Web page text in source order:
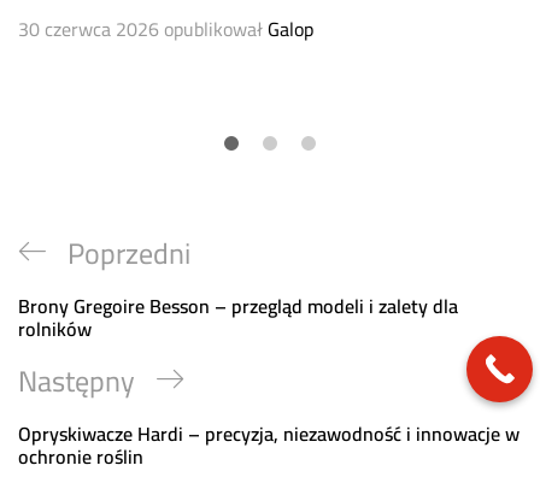
30 czerwca 2026 opublikowałGalop
Nawigacja
wpisu
Previous
Post
Poprzedni
Brony Gregoire Besson – przegląd modeli i zalety dla
rolników
Next
Post
Następny
Opryskiwacze Hardi – precyzja, niezawodność i innowacje w
ochronie roślin